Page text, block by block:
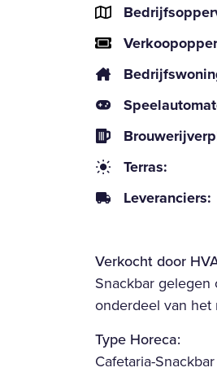
Terras:
Leveranciers:
Verkocht door
Snackbar
onderdeel van het
Cafetaria-Snackbar